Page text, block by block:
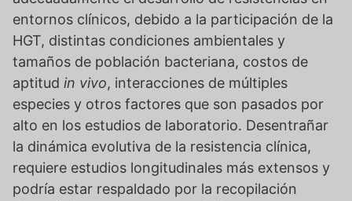
entornos clínicos, debido a la participación de la
HGT, distintas condiciones ambientales y
tamaños de población bacteriana, costos de
aptitud in vivo, interacciones de múltiples
especies y otros factores que son pasados por
alto en los estudios de laboratorio. Desentrañar
la dinámica evolutiva de la resistencia clínica,
requiere estudios longitudinales más extensos y
podría estar respaldado por la recopilación